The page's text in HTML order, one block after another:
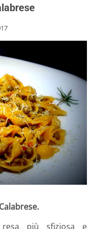
resa più sfiziosa e